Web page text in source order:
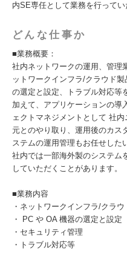
内SE専任として業務を行ってい
どんな仕事か
■業務概要：
社内ネットワークの運用、管理
ットワークインフラ/クラウド
の選定と設定、トラブル対応等
加えて、アプリケーションの導
ェクトマネジメントとして 社
元とのやり取り、運用後のカス
ステムの運用管理もお任せした
社内では一部海外製のシステム
していただくことがあります。
■業務内容
・ネットワークインフラ/クラ
・ PC や OA 機器の選定と設定
・セキュリティ管理
・トラブル対応等